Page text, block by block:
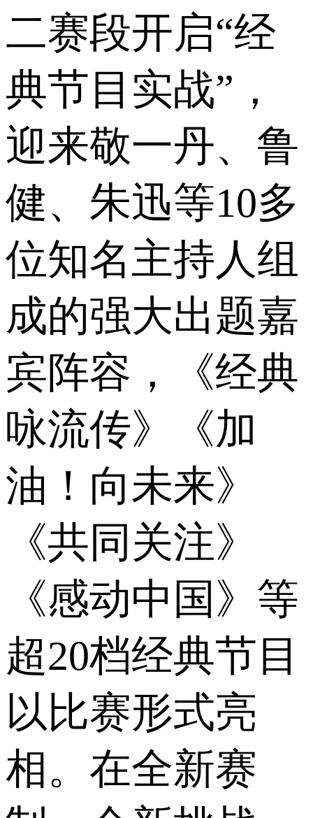
二赛段开启“经
典节目实战”，
迎来敬一丹、鲁
健、朱迅等10多
位知名主持人组
成的强大出题嘉
宾阵容，《经典
咏流传》《加
油！向未来》
《共同关注》
《感动中国》等
超20档经典节目
以比赛形式亮
相。在全新赛